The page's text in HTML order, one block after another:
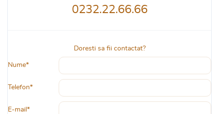
0232.22.66.66
Doresti sa fii contactat?
Nume*
Telefon*
E-mail*